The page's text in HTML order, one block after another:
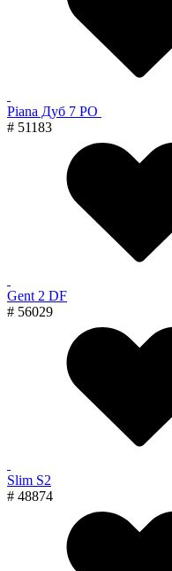
Piana Дуб 7 PO
# 51183
Gent 2 DF
# 56029
Slim S2
# 48874